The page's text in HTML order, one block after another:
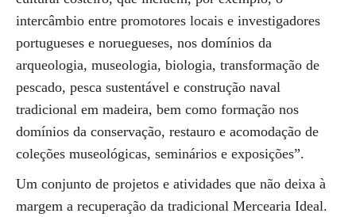
intercâmbio entre promotores locais e investigadores
portugueses e noruegueses, nos domínios da
arqueologia, museologia, biologia, transformação de
pescado, pesca sustentável e construção naval
tradicional em madeira, bem como formação nos
domínios da conservação, restauro e acomodação de
coleções museológicas, seminários e exposições”.
Um conjunto de projetos e atividades que não deixa à
margem a recuperação da tradicional Mercearia Ideal.